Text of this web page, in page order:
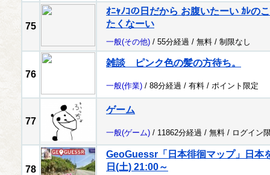
75
ｵﾆｬﾉｺの日だから お腹いたーい ｶﾚの
たくなーい
一般(その他) / 55分経過 / 無料 / 制限なし
76
雑談 ピンク色の髪の方待ち。
一般(作業) / 88分経過 / 有料 / ポイント限定
77
ゲーム
一般(ゲーム) / 11862分経過 / 無料 / ログイン
78
GeoGuessr「日本徘徊マップ」日本
日(土) 21:00～